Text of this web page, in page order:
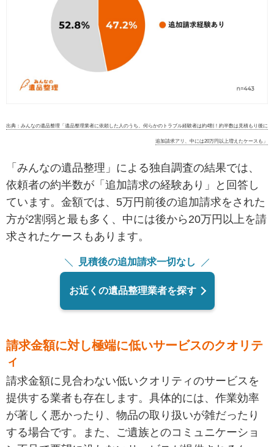
出典：みんなの遺品整理「遺品整理業者に依頼した人のうち、何らかのトラブル経験者は約4割！約半数は見積もり後に
追加請求アリ、中には20万円以上増えたケースも」
「みんなの遺品整理」による独自調査の結果では、
依頼者の約半数が「追加請求の経験あり」と回答し
ています。金額では、5万円前後の追加請求をされた
方が2割弱と最も多く、中には後から20万円以上を請
求されたケースもあります。
見積後の追加請求一切なし
お近くの遺品整理業者を探す
請求金額に対し極端に低いサービスのクオリテ
ィ
請求金額に見合わない低いクオリティのサービスを
提供する業者も存在します。具体的には、作業効率
が著しく悪かったり、物品の取り扱いが雑だったり
する場合です。また、ご遺族とのコミュニケーショ